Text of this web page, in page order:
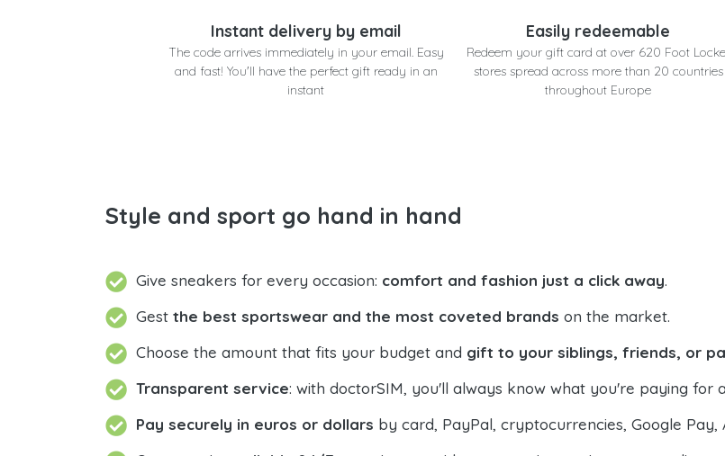
Instant delivery by email
The code arrives immediately in your email. Easy
and fast! You'll have the perfect gift ready in an
instant
Easily redeemable
Redeem your gift card at over 620 Foot
stores spread across more than 20 countries
throughout Europe
Style and sport go hand in hand
Give sneakers for every occasion: comfort and fashion just a click away.
Gest the best sportswear and the most coveted brands on the market.
Choose the amount that fits your budget and gift to your siblings, friends, or
Transparent service: with doctorSIM, you'll always know what you're paying for
Pay securely in euros or dollars by card, PayPal, cryptocurrencies, Google Pay,